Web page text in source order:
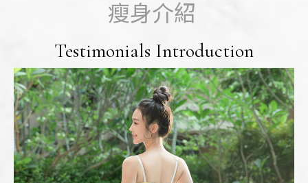
瘦身介紹
Testimonials Introduction